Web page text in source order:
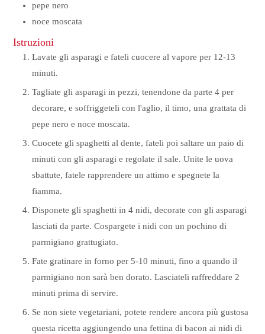
pepe nero
noce moscata
Istruzioni
Lavate gli asparagi e fateli cuocere al vapore per 12-13
minuti.
Tagliate gli asparagi in pezzi, tenendone da parte 4 per
decorare, e soffriggeteli con l'aglio, il timo, una grattata di
pepe nero e noce moscata.
Cuocete gli spaghetti al dente, fateli poi saltare un paio di
minuti con gli asparagi e regolate il sale. Unite le uova
sbattute, fatele rapprendere un attimo e spegnete la
fiamma.
Disponete gli spaghetti in 4 nidi, decorate con gli asparagi
lasciati da parte. Cospargete i nidi con un pochino di
parmigiano grattugiato.
Fate gratinare in forno per 5-10 minuti, fino a quando il
parmigiano non sarà ben dorato. Lasciateli raffreddare 2
minuti prima di servire.
Se non siete vegetariani, potete rendere ancora più gustosa
questa ricetta aggiungendo una fettina di bacon ai nidi di